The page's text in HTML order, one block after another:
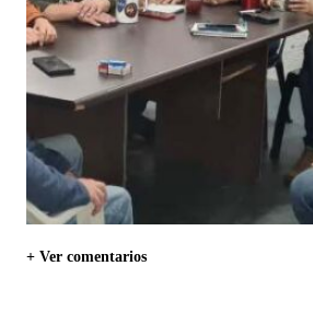
+ Ver comentarios